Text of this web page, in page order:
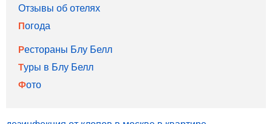
Отзывы об отелях
Погода
Рестораны Блу Белл
Туры в Блу Белл
Фото